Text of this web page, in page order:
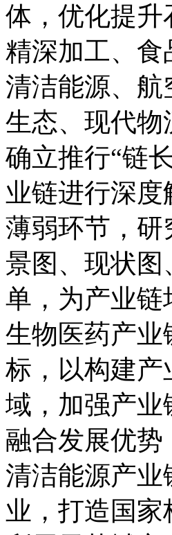
体，优化提
精深加工、
清洁能源、
生态、现代物
确立推行“链
业链进行深
薄弱环节，
景图、现状
单，为产业
生物医药产
标，以构建
域，加强产
融合发展优
清洁能源产业
业，打造国